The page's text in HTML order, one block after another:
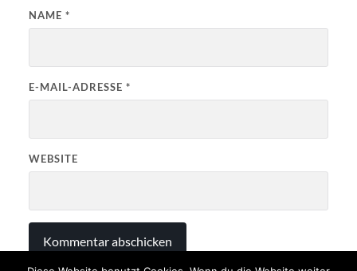
NAME *
E-MAIL-ADRESSE *
WEBSITE